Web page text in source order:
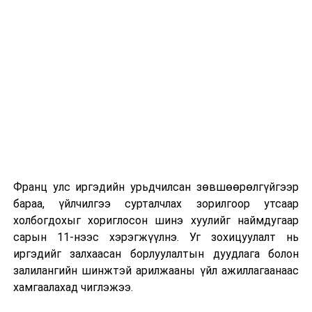
2026 оны 9 дүгээр сарын 13-наас оюутнуудыг
дотуур байранд оруулж эхэлнэ.
Сургууль, цэцэрлэгийн үйл ажиллагааны
зохицуулалт
2026 оны 8 дугаар сарын 17–28-ны өдрүүдэд
Франц улс иргэдийн урьдчилсан зөвшөөрөлгүйгээр
бараа, үйлчилгээ сурталчлах зорилгоор утсаар
холбогдохыг хориглосон шинэ хуулийг наймдугаар
сарын 11-нээс хэрэгжүүлнэ. Уг зохицуулалт нь
иргэдийг залхаасан борлуулалтын дуудлага болон
залилангийн шинжтэй арилжааны үйл ажиллагаанаас
хамгаалахад чиглэжээ.